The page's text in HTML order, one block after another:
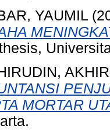
YAUMIL
MORTAR